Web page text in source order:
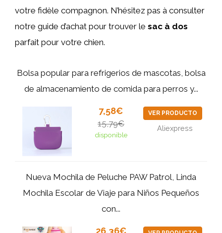
votre fidèle compagnon. N’hésitez pas à consulter
notre guide d’achat pour trouver le sac à dos
parfait pour votre chien.
Bolsa popular para refrigerios de mascotas, bolsa
de almacenamiento de comida para perros y...
7,58€
15,79€
disponible
VER PRODUCTO
Aliexpress
Nueva Mochila de Peluche PAW Patrol, Linda
Mochila Escolar de Viaje para Niños Pequeños
con...
26,36€